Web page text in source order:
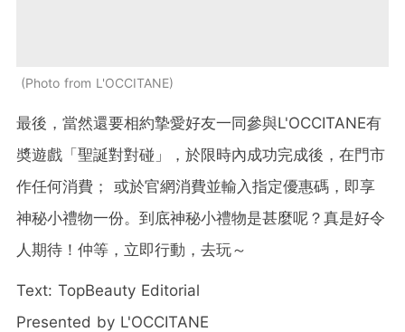
Photo from L'OCCITANE
最後，當然還要相約摯愛好友一同參與L'OCCITANE有
奬遊戲「聖誕對對碰」，於限時內成功完成後，在門市
作任何消費； 或於官網消費並輸入指定優惠碼，即享
神秘小禮物一份。到底神秘小禮物是甚麼呢？真是好令
人期待！仲等，立即行動，去玩～
Text: TopBeauty Editorial
Presented by L'OCCITANE